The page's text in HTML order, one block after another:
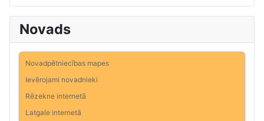
Novads
Novadpētniecības mapes
Ievērojami novadnieki
Rēzekne internetā
Latgale internetā